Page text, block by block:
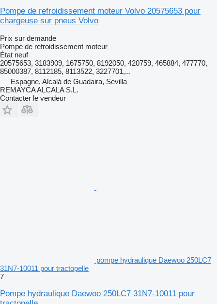
Pompe de refroidissement moteur Volvo 20575653 pour
chargeuse sur pneus Volvo
Prix sur demande
Pompe de refroidissement moteur
État neuf
20575653, 3183909, 1675750, 8192050, 420759, 465884, 477770,
85000387, 8112185, 8113522, 3227701,...
Espagne, Alcalá de Guadaira, Sevilla
REMAYCA ALCALA S.L.
Contacter le vendeur
pompe hydraulique Daewoo 250LC7
31N7-10011 pour tractopelle
7
Pompe hydraulique Daewoo 250LC7 31N7-10011 pour